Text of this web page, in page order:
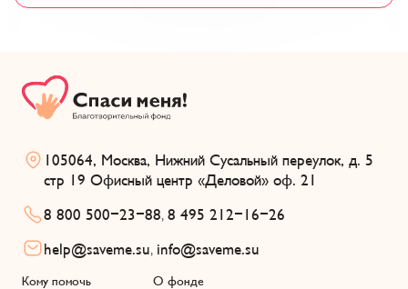
105064, Москва, Нижний Сусальный переулок, д. 5
стр 19 Офисный центр «Деловой» оф. 21
8 800 500-23-88, 8 495 212-16-26
help@saveme.su, info@saveme.su
Кому помочь О фонде